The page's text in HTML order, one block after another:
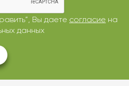
Вы даете согласие на
данных